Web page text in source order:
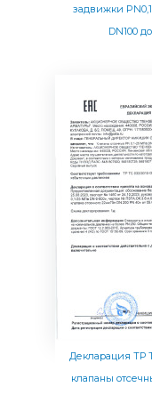
задвижки
DN100
Декларация ТР
клапаны